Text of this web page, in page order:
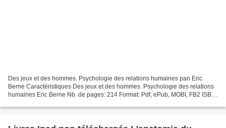
Des jeux et des hommes. Psychologie des relations humaines pan Eric
Berne Caractéristiques Des jeux et des hommes. Psychologie des relations
humaines Eric Berne Nb. de pages: 214 Format: Pdf, ePub, MOBI, FB2 ISBN: